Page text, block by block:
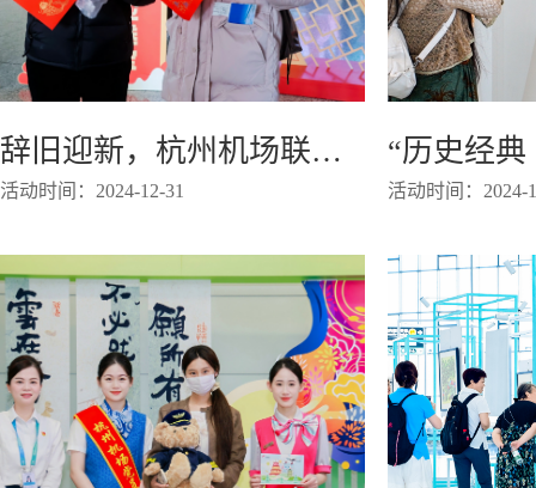
辞旧迎新，杭州机场联合举办“萧山非遗”大集
活动时间：2024-12-31 活动时间：2024-